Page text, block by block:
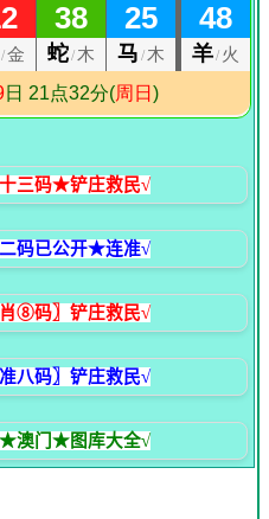
十三码★铲庄救民√
二码已公开★连准√
⑧码〗铲庄救民√
八码〗铲庄救民√
★澳门★图库大全√